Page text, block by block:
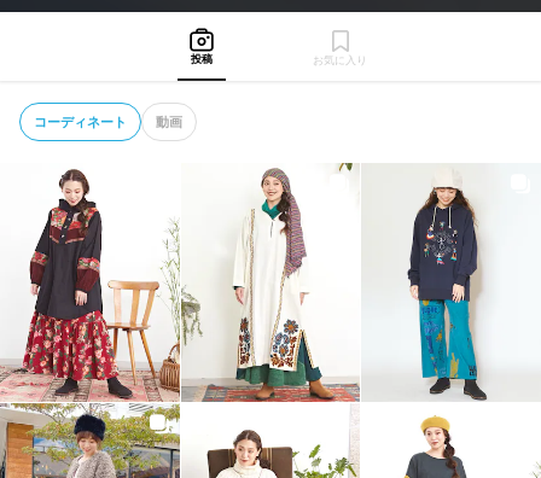
投稿 お気に入り
コーディネート 動画